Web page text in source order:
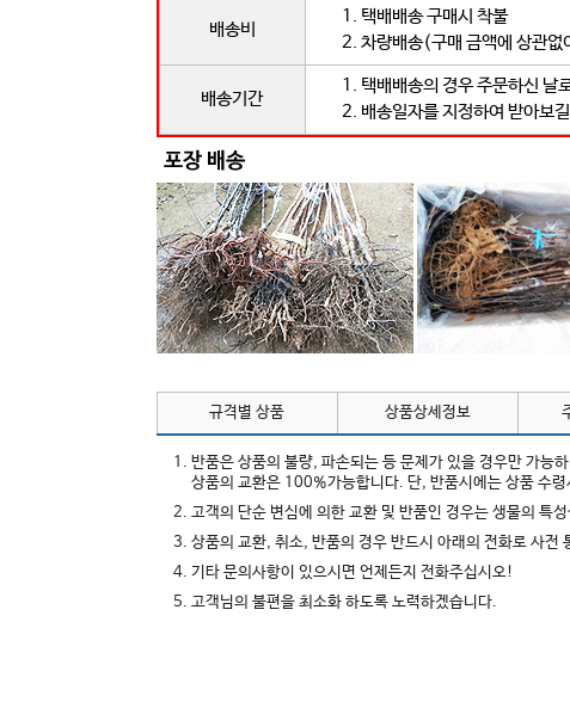
배송비
1. 택배배송 구매시 착불
2. 차량배송(구매 금액에 상관없
배송기간
1. 택배배송의 경우 주문하신 날
2. 배송일자를 지정하여 받아보
규격별 상품 상품상세정보
1. 반품은 상품의 불량, 파손되는 등 문제가 있을 경우만 가능
상품의 교환은 100%가능합니다. 단, 반품시에는 상품 수
2. 고객의 단순 변심에 의한 교환 및 반품인 경우는 생물의 특
3. 상품의 교환, 취소, 반품의 경우 반드시 아래의 전화로 사전
4. 기타 문의사항이 있으시면 언제든지 전화주십시오!
5. 고객님의 불편을 최소화 하도록 노력하겠습니다.